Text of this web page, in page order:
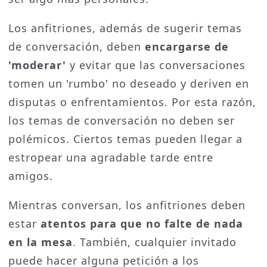
Los anfitriones, además de sugerir temas
de conversación, deben encargarse de
'moderar' y evitar que las conversaciones
tomen un 'rumbo' no deseado y deriven en
disputas o enfrentamientos. Por esta razón,
los temas de conversación no deben ser
polémicos. Ciertos temas pueden llegar a
estropear una agradable tarde entre
amigos.
Mientras conversan, los anfitriones deben
estar atentos para que no falte de nada
en la mesa. También, cualquier invitado
puede hacer alguna petición a los